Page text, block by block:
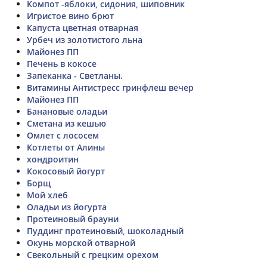
Компот -яблоки, сидония, шиповник
Игристое вино брют
Капуста цветная отварная
Урбеч из золотистого льна
Майонез ПП
Печень в кокосе
Запеканка - Светланы.
Витамины Антистресс гринфлеш вечер
Майонез ПП
Банановые оладьи
Сметана из кешью
Омлет с лососем
Котлеты от Алины
хондроитин
Кокосовый йогурт
Борщ
Мой хлеб
Оладьи из йогурта
Протеиновый брауни
Пуддинг протеиновый, шоколадный
Окунь морской отварной
Свекольный с грецким орехом